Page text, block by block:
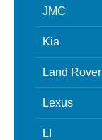
JMC
Kia
Land Rover
Lexus
LI